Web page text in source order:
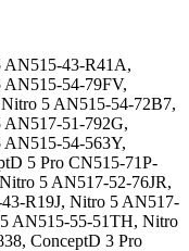
AN515-43-R41A,
AN515-54-79FV,
5 AN515-54-72B7,
AN517-51-792G,
AN515-54-563Y,
5 Pro CN515-71P-
5 AN517-52-76JR,
R19J, Nitro 5 AN517-
AN515-55-51TH, Nitro
ConceptD 3 Pro